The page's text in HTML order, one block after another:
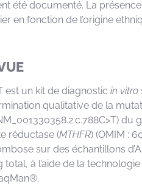
été documenté. La
en fonction de l’origine
est un kit de diagnostic in vitro
qualitative de la
du
réductase (MTHFR) (OMIM :
sur des échantillons
à l’aide de la technologie